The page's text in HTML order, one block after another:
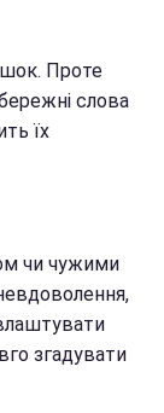
Проте
слова
їх
чи чужими
згадувати